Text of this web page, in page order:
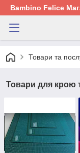
Bambino Felice
Товари та
Товари для крою